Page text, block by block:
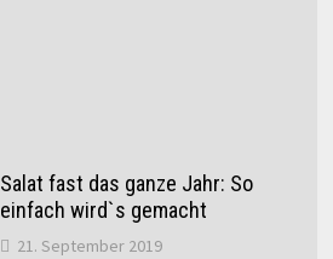
Salat fast das ganze Jahr: So
einfach wird`s gemacht
21. September 2019